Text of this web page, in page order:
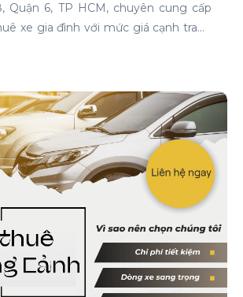
Quận 6, TP HCM, chuyên cung cấp
xe gia đình với mức giá cạnh tranh